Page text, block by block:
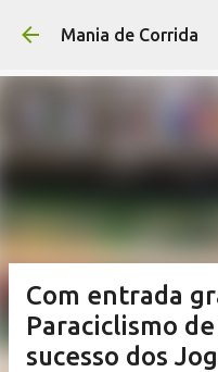
Mania de Corrida
Com entrada
Paraciclismo
sucesso dos